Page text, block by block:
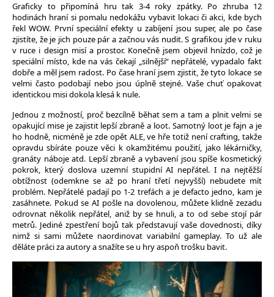
Graficky to připomíná hru tak 3-4 roky zpátky. Po zhruba 12
hodinách hraní si pomalu nedokážu vybavit lokaci či akci, kde bych
řekl WOW. První speciální efekty u zabíjení jsou super, ale po čase
zjistíte, že je jich pouze pár a začnou vás nudit. S grafikou jde v ruku
v ruce i design misí a prostor. Konečně jsem objevil hnízdo, což je
speciální místo, kde na vás čekají „silnější“ nepřátelé, vypadalo fakt
dobře a měl jsem radost. Po čase hraní jsem zjistit, že tyto lokace se
velmi často podobají nebo jsou úplně stejné. Vaše chuť opakovat
identickou misi dokola klesá k nule.
Jednou z možností, proč bezcílně běhat sem a tam a plnit velmi se
opakující mise je zajistit lepší zbraně a loot. Samotný loot je fajn a je
ho hodně, nicméně je zde opět ALE, ve hře totiž není crafting, takže
opravdu sbíráte pouze věci k okamžitému použití, jako lékárničky,
granáty náboje atd. Lepší zbraně a vybavení jsou spíše kosmetický
pokrok, který doslova uzemní stupidní AI nepřátel. I na nejtěžší
obtížnost (odemkne se až po hraní třetí nejvyšší) nebudete mít
problém. Nepřátelé padají po 1-2 trefách a je defacto jedno, kam je
zasáhnete. Pokud se AI pošle na dovolenou, můžete klidně zezadu
odrovnat několik nepřátel, aniž by se hnuli, a to od sebe stojí pár
metrů. Jediné zpestření bojů tak představují vaše dovednosti, díky
nimž si sami můžete naordinovat variabilní gameplay. To už ale
děláte práci za autory a snažíte se u hry aspoň trošku bavit.